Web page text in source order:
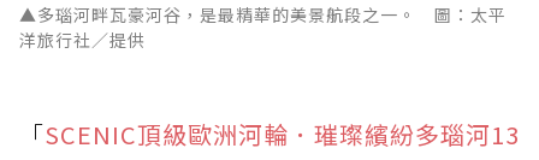
▲多瑙河畔瓦豪河谷，是最精華的美景航段之一。 圖：太平
洋旅行社／提供
「SCENIC頂級歐洲河輪．璀璨繽紛多瑙河13